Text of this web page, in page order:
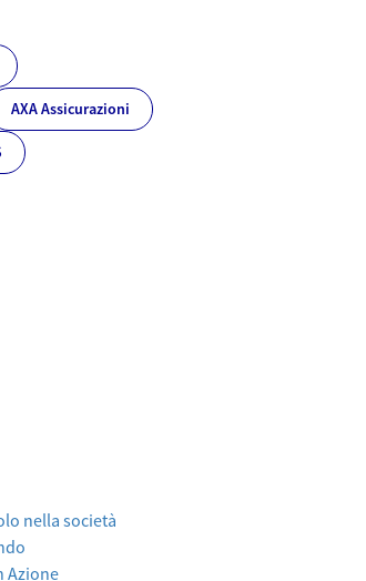
2022 - Corporate
AXA Assicurazioni
nella società
Azione